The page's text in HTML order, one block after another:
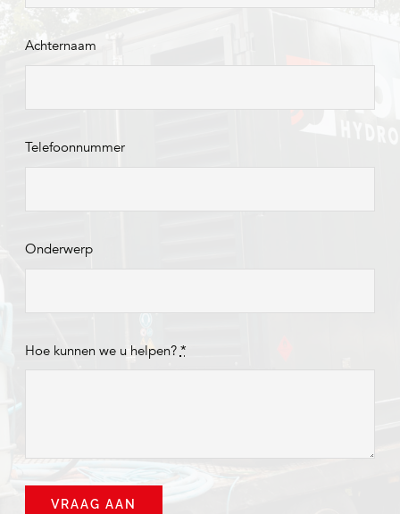
Achternaam
Telefoonnummer
Onderwerp
Hoe kunnen we u helpen? *
VRAAG AAN